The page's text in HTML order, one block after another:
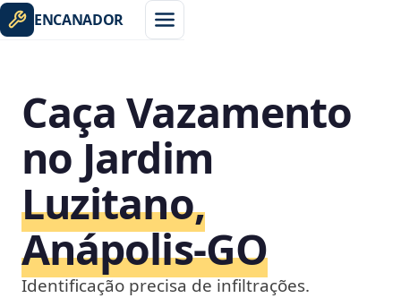
ENCANADOR
Caça Vazamento
no Jardim
Luzitano,
Anápolis‑GO
Identificação precisa de infiltrações.